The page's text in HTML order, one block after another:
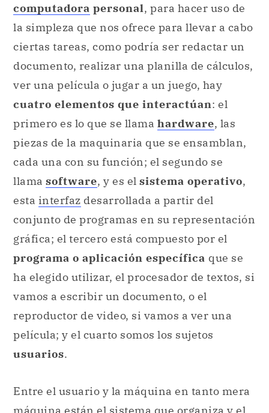
computadora personal, para hacer uso de
la simpleza que nos ofrece para llevar a cabo
ciertas tareas, como podría ser redactar un
documento, realizar una planilla de cálculos,
ver una película o jugar a un juego, hay
cuatro elementos que interactúan: el
primero es lo que se llama hardware, las
piezas de la maquinaria que se ensamblan,
cada una con su función; el segundo se
llama software, y es el sistema operativo,
esta interfaz desarrollada a partir del
conjunto de programas en su representación
gráfica; el tercero está compuesto por el
programa o aplicación específica que se
ha elegido utilizar, el procesador de textos, si
vamos a escribir un documento, o el
reproductor de video, si vamos a ver una
película; y el cuarto somos los sujetos
usuarios.
Entre el usuario y la máquina en tanto mera
máquina están el sistema que organiza y el